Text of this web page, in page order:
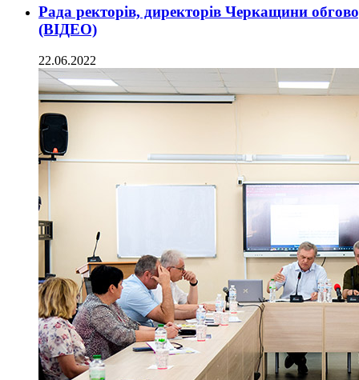
Рада ректорів, директорів Черкащини
(ВІДЕО)
22.06.2022